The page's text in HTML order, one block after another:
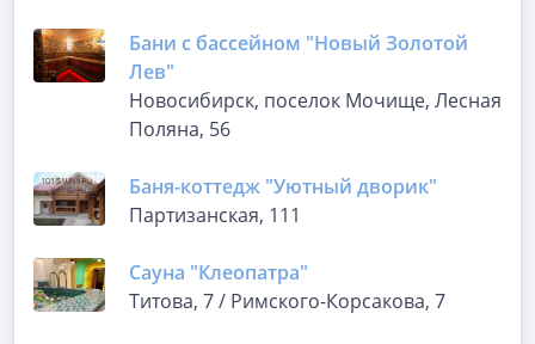
Бани с бассейном "Новый Золотой
Лев"
Новосибирск, поселок Мочище, Лесная
Поляна, 56
Баня-коттедж "Уютный дворик"
Партизанская, 111
Сауна "Клеопатра"
Титова, 7 / Римского-Корсакова, 7